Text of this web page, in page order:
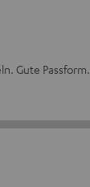
Gute Passform.